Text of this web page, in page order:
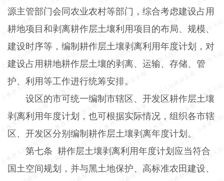
源主管部门会同农业农村等部门，综合考虑建设占用
耕地项目和剥离耕作层土壤利用项目的布局、规模、
建设时序等，编制耕作层土壤剥离利用年度计划，对
建设占用耕地耕作层土壤的剥离、运输、存储、管
护、利用等工作进行统筹安排。
设区的市可统一编制市辖区、开发区耕作层土壤
剥离利用年度计划，也可根据实际情况，组织各市辖
区、开发区分别编制耕作层土壤剥离年度计划。
第七条 耕作层土壤剥离利用年度计划应当符合
国土空间规划，并与黑土地保护、高标准农田建设、